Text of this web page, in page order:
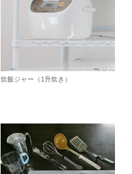
炊飯ジャー（1升炊き）